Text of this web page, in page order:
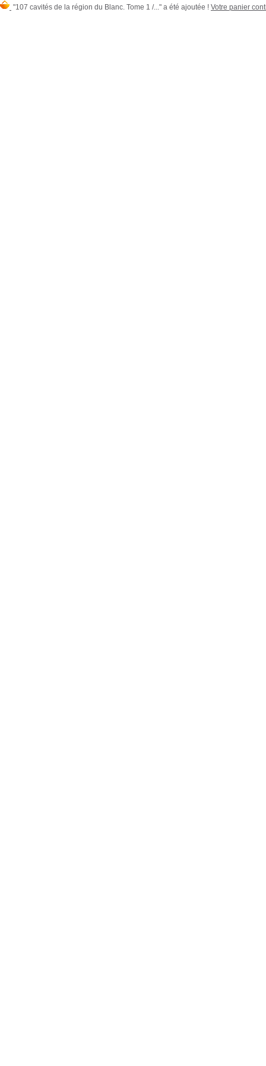
"107 cavités de la région du Blanc. Tome 1 /..." a été ajoutée ! Votre panier